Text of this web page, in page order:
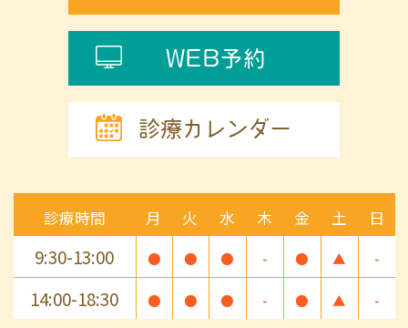
WEB予約
診療カレンダー
診療時間 月 火 水 木 金 土 日
9:30-13:00 ● ● ● - ● ▲ -
14:00-18:30 ● ● ● - ● ▲ -